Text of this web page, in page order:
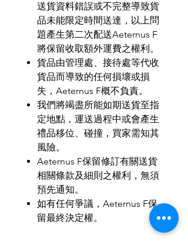
送貨資料錯誤或不完整導致貨
品未能限定時間送達，以上問
題產生第二次配送Aeternus F
將保留收取額外運費之權利。
貨品由管理處、接待處等代收
貨品而導致的任何損壞或損
失， Aeternus F概不負責。
我們將竭盡所能如期送貨至指
定地點，運送過程中或會產生
禮品移位、碰撞，買家需知其
風險。
Aeternus F保留修訂有關送貨
相關條款及細則之權利，無須
預先通知。
如有任何爭議， Aeternus F保
留最終決定權。